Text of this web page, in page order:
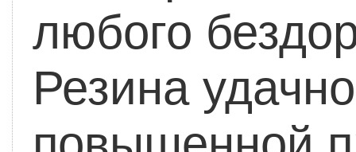
любого
Резина